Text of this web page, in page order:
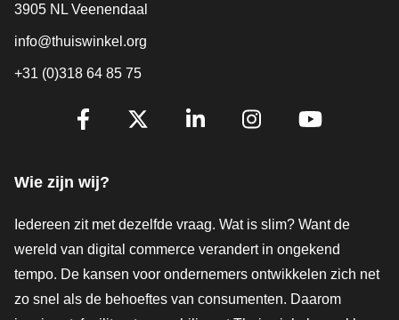
3905 NL Veenendaal
info@thuiswinkel.org
+31 (0)318 64 85 75
Volg je ons al?
Wie zijn wij?
Iedereen zit met dezelfde vraag. Wat is slim? Want de
wereld van digital commerce verandert in ongekend
tempo. De kansen voor ondernemers ontwikkelen zich net
zo snel als de behoeftes van consumenten. Daarom